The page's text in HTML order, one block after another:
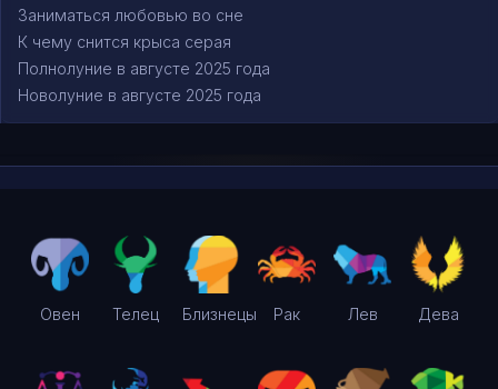
Заниматься любовью во сне
К чему снится крыса серая
Полнолуние в августе 2025 года
Новолуние в августе 2025 года
Овен Телец Близнецы Рак Лев Дева